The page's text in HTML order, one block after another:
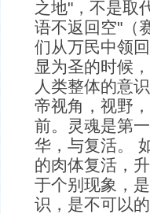
之地"，不是取
语不返回空"（
们从万民中领
显为圣的时候
人类整体的意
帝视角，视野
前。灵魂是第
华，与复活。
的肉体复活，
于个别现象，
识，是不可以